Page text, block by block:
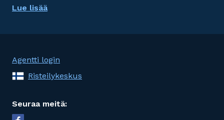
Lue lisää
Agentti login
Risteilykeskus
Seuraa meitä: